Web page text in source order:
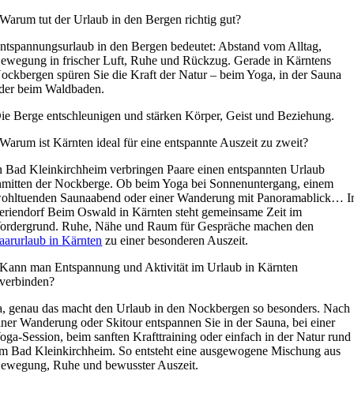
Warum tut der Urlaub in den Bergen richtig gut?
in den Bergen bedeutet: Abstand vom Alltag,
in frischer Luft, Ruhe und Rückzug. Gerade in Kärntens
spüren Sie die Kraft der Natur – beim Yoga, in der Sauna
beim Waldbaden.
Berge entschleunigen und stärken Körper, Geist und Beziehung.
Warum ist Kärnten ideal für eine entspannte Auszeit zu zweit?
Bad Kleinkirchheim verbringen Paare einen entspannten Urlaub
der Nockberge. Ob beim Yoga bei Sonnenuntergang, einem
Saunaabend oder einer Wanderung mit Panoramablick…
Beim Oswald in Kärnten steht gemeinsame Zeit im
Ruhe, Nähe und Raum für Gespräche machen den
in Kärnten zu einer besonderen Auszeit.
Kann man Entspannung und Aktivität im Urlaub in Kärnten
verbinden?
genau das macht den Urlaub in den Nockbergen so besonders. Nach
Wanderung oder Skitour entspannen Sie in der Sauna, bei einer
Session, beim sanften Krafttraining oder einfach in der Natur rund
Bad Kleinkirchheim. So entsteht eine ausgewogene Mischung aus
Ruhe und bewusster Auszeit.